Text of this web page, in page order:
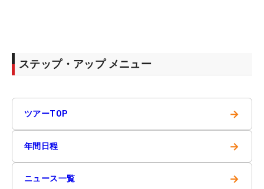
ステップ・アップ メニュー
ツアーTOP →
年間日程 →
ニュース一覧 →